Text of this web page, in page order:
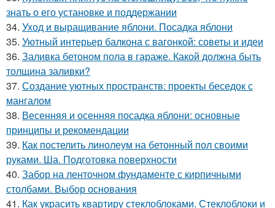
знать о его установке и поддержании
34. Уход и выращивание яблони. Посадка яблони
35. Уютный интерьер балкона с вагонкой: советы и идеи
36. Заливка бетоном пола в гараже. Какой должна быть
толщина заливки?
37. Создание уютных пространств: проекты беседок с
мангалом
38. Весенняя и осенняя посадка яблони: основные
принципы и рекомендации
39. Как постелить линолеум на бетонный пол своими
руками. Ша. Подготовка поверхности
40. Забор на ленточном фундаменте с кирпичными
столбами. Выбор основания
41. Как украсить квартиру стеклоблоками. Стеклоблоки и